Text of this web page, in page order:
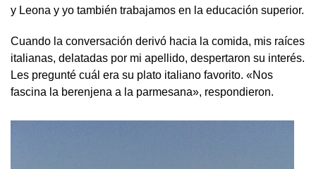
y Leona y yo también trabajamos en la educación superior.
Cuando la conversación derivó hacia la comida, mis raíces
italianas, delatadas por mi apellido, despertaron su interés.
Les pregunté cuál era su plato italiano favorito. «Nos
fascina la berenjena a la parmesana», respondieron.